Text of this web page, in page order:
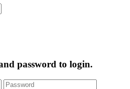
password to login.